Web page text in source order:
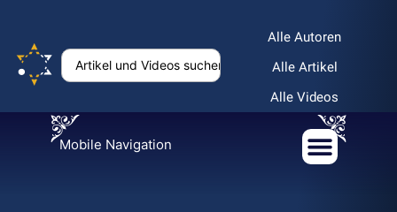
Alle Autoren
Alle Artikel
Alle Videos
Mobile Navigation